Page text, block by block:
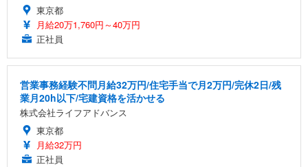
東京都
月給20万1,760円～40万円
正社員
営業事務経験不問月給32万円/住宅手当で月2万円/完休2日/残
業月20h以下/宅建資格を活かせる
株式会社ライフアドバンス
東京都
月給32万円
正社員